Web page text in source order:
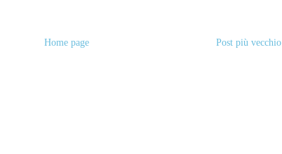
Post più vecchio
Home page